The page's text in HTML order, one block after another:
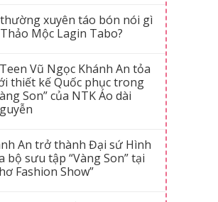
xuyên táo bón nói gì
Mộc Lagin Tabo?
Vũ Ngọc Khánh An tỏa
thiết kế Quốc phục trong
Son” của NTK Áo dài
An trở thành Đại sứ Hình
bộ sưu tập “Vàng Son” tại
Fashion Show”